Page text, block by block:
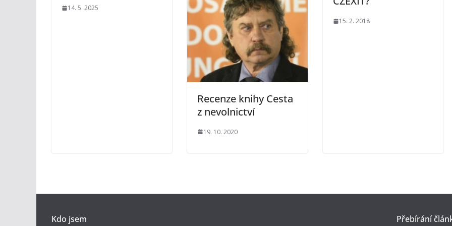
14. 5. 2025
Recenze knihy Cesta
z nevolnictví
19. 10. 2020
15. 2. 2018
Kdo jsem Přebírání